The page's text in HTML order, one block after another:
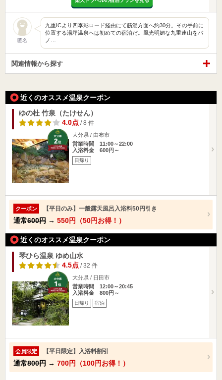
匿名
九重ICより四季彩ロード経由にて筋湯方面へ約30分。その手前に
位置する湯坪温泉へは初めての宿泊だ。風光明媚な九重連山をパ
ノ…
関連情報から探す
近くのオススメ温泉クーポン
ゆの杜 竹泉（たけせん）
4.0点/ 8 件
大分県 / 由布市
営業時間 11:00～22:00
入浴料金 600円～
日帰り
クーポン 【平日のみ】一般露天風呂入浴料50円引き
通常600円 → 550円（50円お得！）
近くのオススメ温泉クーポン
琴ひら温泉 ゆめ山水
4.5点/ 32 件
大分県 / 日田市
営業時間 12:00～20:45
入浴料金 800円～
日帰り 宿泊
会員限定 【平日限定】入浴料割引
通常800円 → 700円（100円お得！）